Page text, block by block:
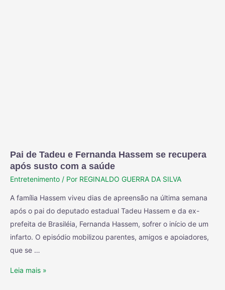
Pai de Tadeu e Fernanda Hassem se recupera
após susto com a saúde
Entretenimento / Por REGINALDO GUERRA DA SILVA
A família Hassem viveu dias de apreensão na última semana
após o pai do deputado estadual Tadeu Hassem e da ex-
prefeita de Brasiléia, Fernanda Hassem, sofrer o início de um
infarto. O episódio mobilizou parentes, amigos e apoiadores,
que se …
Leia mais »